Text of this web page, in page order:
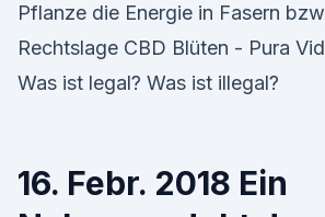
Pflanze die Energie in Fasern
Rechtslage CBD Blüten - Pura
Was ist legal? Was ist illegal?
16. Febr. 2018 Ein